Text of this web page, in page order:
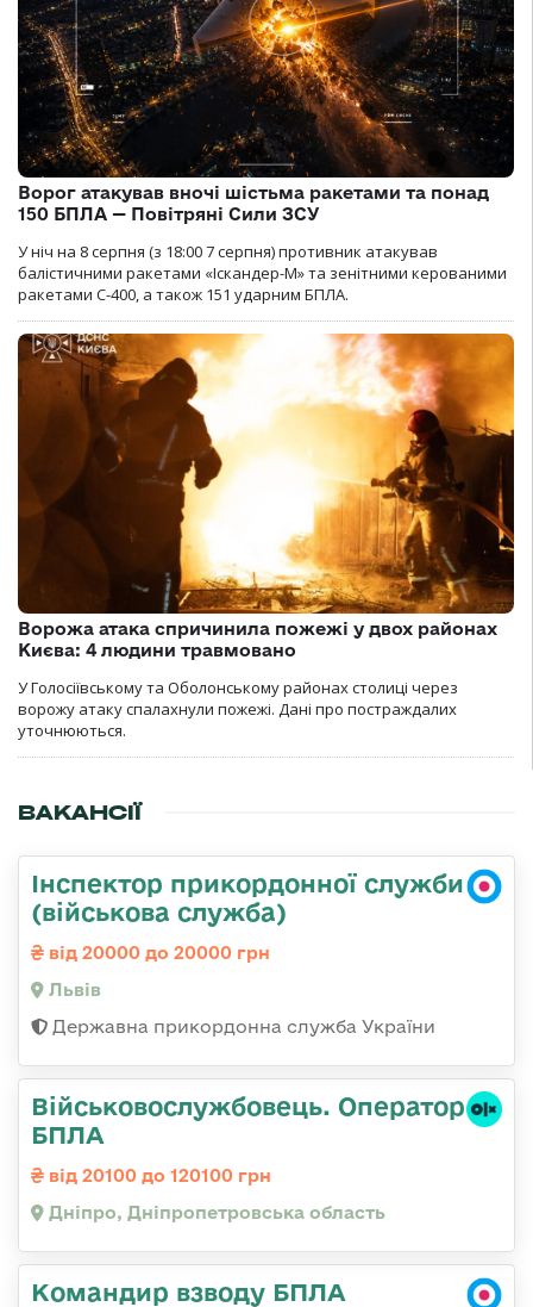
Ворог атакував вночі шістьма ракетами та понад
150 БПЛА — Повітряні Сили ЗСУ
У ніч на 8 серпня (з 18:00 7 серпня) противник атакував
балістичними ракетами «Іскандер-М» та зенітними керованими
ракетами С-400, а також 151 ударним БПЛА.
Ворожа атака спричинила пожежі у двох районах
Києва: 4 людини травмовано
У Голосіївському та Оболонському районах столиці через
ворожу атаку спалахнули пожежі. Дані про постраждалих
уточнюються.
ВАКАНСІЇ
Інспектор прикордонної служби
(військова служба)
від 20000 до 20000 грн
Львів
Державна прикордонна служба України
Військовослужбовець. Оператор
БПЛА
від 20100 до 120100 грн
Дніпро, Дніпропетровська область
Командир взводу БПЛА